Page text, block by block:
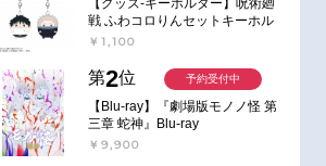
戦 ふわコロりんセットキーホル
ダー【アニメイト特典付】
￥1,100
第2位
【Blu-ray】『劇場版モノノ怪 第
三章 蛇神』Blu-ray
￥9,900
予約受付中